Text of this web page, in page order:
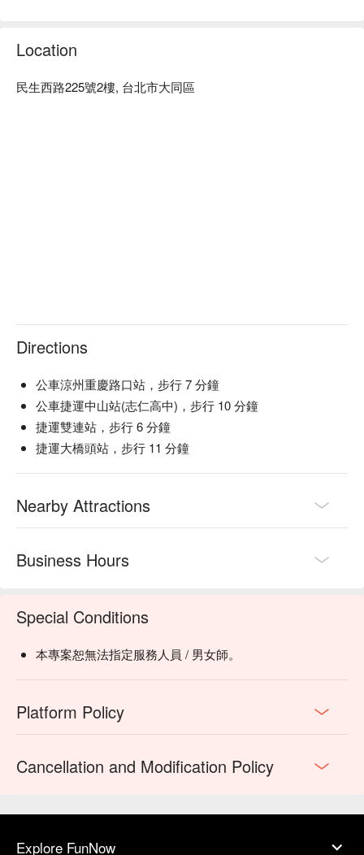
Location
民生西路225號2樓, 台北市大同區
Directions
公車涼州重慶路口站，步行 7 分鐘
公車捷運中山站(志仁高中)，步行 10 分鐘
捷運雙連站，步行 6 分鐘
捷運大橋頭站，步行 11 分鐘
Nearby Attractions
Business Hours
Special Conditions
本專案恕無法指定服務人員 / 男女師。
Platform Policy
Cancellation and Modification Policy
Explore FunNow